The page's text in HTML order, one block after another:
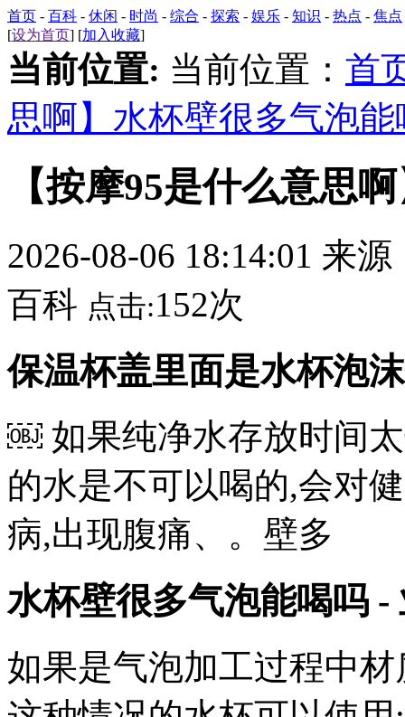
首页 - 百科 - 休闲 - 时尚 - 综合 - 探索 - 娱乐 - 知识 - 热点 - 焦点
[设为首页] [加入收藏]
当前位置: 当前位置： 首
思啊】水杯壁很多气泡能
【按摩95是什么意思
2026-08-06 18:14:01 来源
百科 点击:152次
保温杯盖里面是水杯泡
￼ 如果纯净水存放时间
的水是不可以喝的,会对
病,出现腹痛、。壁多
水杯壁很多气泡能喝吗 -
如果是气泡加工过程中